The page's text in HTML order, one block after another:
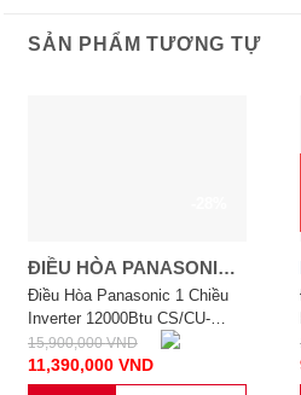
SẢN PHẨM TƯƠNG TỰ
ĐIỀU HÒA PANASONIC 1
CHIỀU INVERTER
12000BTU CS/CU-
XPU12XKH-8
Điều Hòa Panasonic 1 Chiều
Inverter 12000Btu CS/CU-
XPU12XKH-8
15,900,000VND
11,390,000 VND